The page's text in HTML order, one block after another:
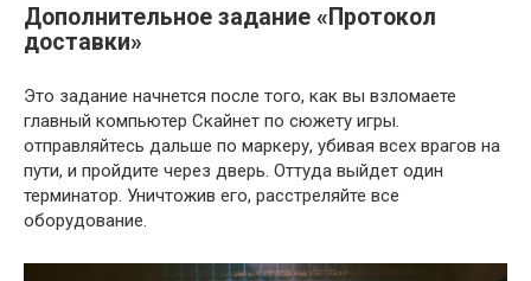
Дополнительное задание «Протокол
доставки»
Это задание начнется после того, как вы взломаете
главный компьютер Скайнет по сюжету игры.
отправляйтесь дальше по маркеру, убивая всех врагов на
пути, и пройдите через дверь. Оттуда выйдет один
терминатор. Уничтожив его, расстреляйте все
оборудование.